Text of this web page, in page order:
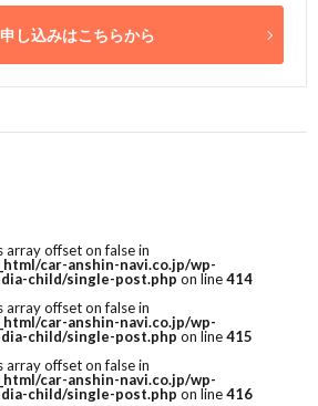
し込みはこちらから
array offset on false in
car-anshin-navi.co.jp/wp-
child/single-post.php on line414
array offset on false in
car-anshin-navi.co.jp/wp-
child/single-post.php on line415
array offset on false in
car-anshin-navi.co.jp/wp-
child/single-post.php on line416